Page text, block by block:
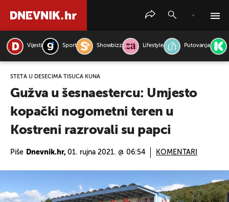
Vijesti Sport Showbizz Lifestyle Putovanja
ŠTETA U DESECIMA TISUĆA KUNA
Gužva u šesnaestercu: Umjesto
kopački nogometni teren u
Kostreni razrovali su papci
Piše Dnevnik.hr, 01. rujna 2021. @ 06:54 KOMENTARI
PRETRAŽITE VIJESTI